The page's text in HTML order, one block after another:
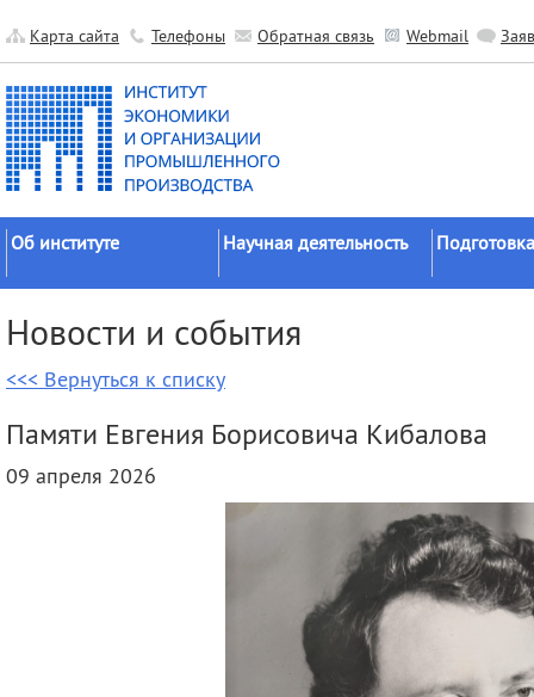
Карта сайта Телефоны Обратная связь Webmail
Об институте
Официальные документы
История
Научные подразделения
Прочие подразделения
Научная деятельность
исследований
Гранты
Экспедиции
советы
Новости и события
<<< Вернуться к списку
Памяти Евгения Борисовича Кибалова
09 апреля 2026